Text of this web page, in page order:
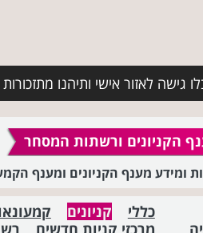
לאזור אישי ותיהנו מתזכורות
הקניונים ורשתות המסחר
ומידע מענף הקניונים ומענף
כללי קניונים